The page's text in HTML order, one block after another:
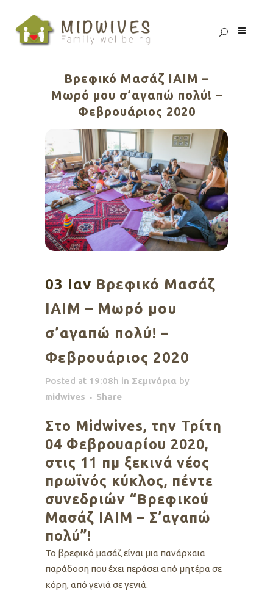
Βρεφικό Μασάζ ΙΑΙΜ –
Μωρό μου σ’αγαπώ πολύ! –
Φεβρουάριος 2020
03 Ιαν Βρεφικό Μασάζ
ΙΑΙΜ – Μωρό μου
σ’αγαπώ πολύ! –
Φεβρουάριος 2020
Posted at 19:08h in Σεμινάρια by
midwives
Share
Στο Μidwives, την Τρίτη
04 Φεβρουαρίου 2020,
στις 11 πμ ξεκινά νέος
πρωϊνός κύκλος, πέντε
συνεδριών “Βρεφικού
Μασάζ ΙΑΙΜ – Σ’αγαπώ
πολύ”!
Το βρεφικό μασάζ είναι μια πανάρχαια
παράδοση που έχει περάσει από μητέρα σε
κόρη, από γενιά σε γενιά.